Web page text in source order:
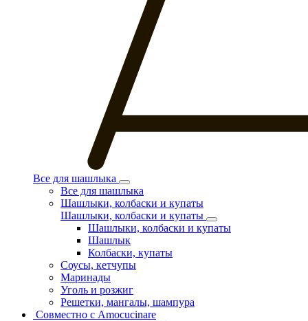
Все для шашлыка
Все для шашлыка
Шашлыки, колбаски и купаты
Шашлыки, колбаски и купаты
Шашлыки, колбаски и купаты
Шашлык
Колбаски, купаты
Соусы, кетчупы
Маринады
Уголь и розжиг
Решетки, мангалы, шампура
Совместно с Amocucinare